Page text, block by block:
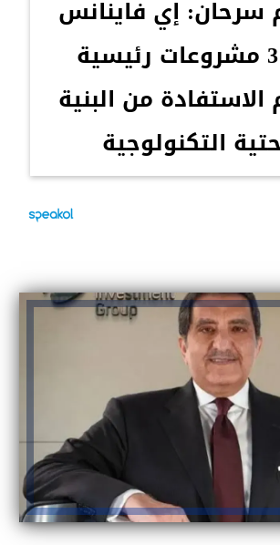
سرحان: إي فاينانس
تنفذ 3 مشروعات رئيسية
من البنية
التكنولوجية